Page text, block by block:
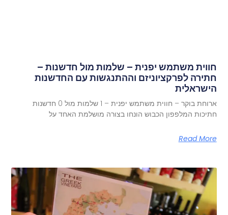
חווית משתמש יפנית – שלמות מול חדשנות –
חתירה לפרקציוניזם וההתנגשות עם החדשנות
הישראלית
ארוחת בוקר – חווית משתמש יפנית – 1 שלמות מול 0 חדשנות
חתיכות המלפפון הכבוש הונחו בצורה מושלמת האחד על
Read More